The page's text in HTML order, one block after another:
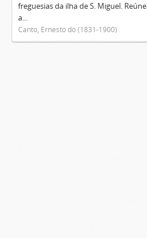
freguesias da ilha de S. Miguel.
a...
Canto, Ernesto do (1831-1900)